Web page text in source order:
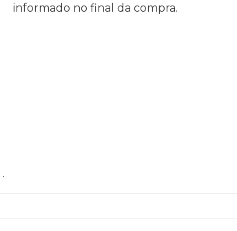
informado no final da compra.
.